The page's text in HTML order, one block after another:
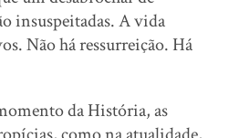
insuspeitadas. A vida
Não há ressurreição. Há
da História, as